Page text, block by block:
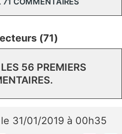
(71)
56 PREMIERS
le 31/01/2019 à 00h35